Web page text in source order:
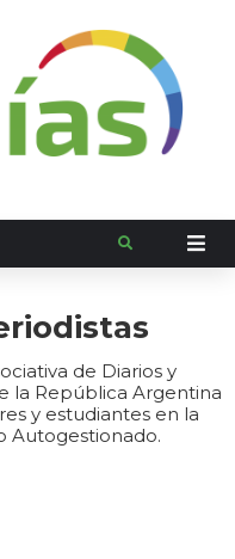
de Diarios y
la República Argentina
y estudiantes en la
Autogestionado.